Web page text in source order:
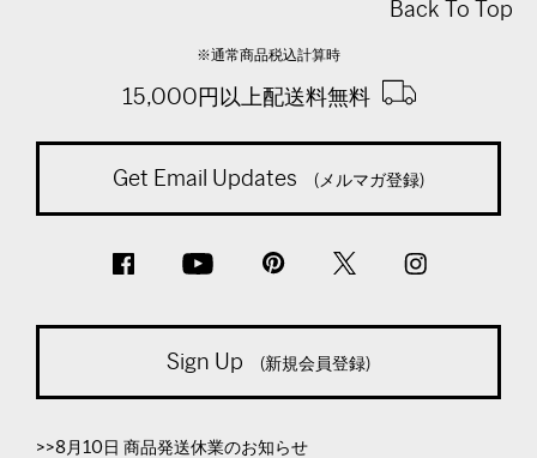
Back To Top
※通常商品税込計算時
15,000円以上配送料無料
Get Email Updates (メルマガ登録)
Sign Up (新規会員登録)
>>8月10日 商品発送休業のお知らせ